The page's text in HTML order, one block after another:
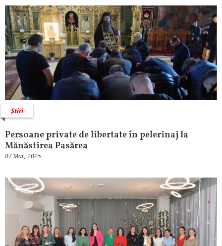
Știri
Persoane private de libertate în pelerinaj la
Mănăstirea Pasărea
07 Mar, 2025